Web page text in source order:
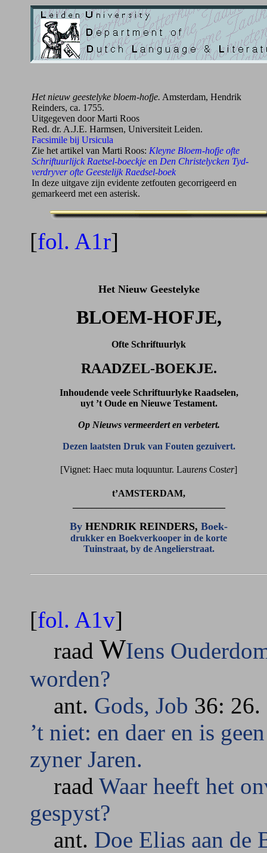
Het nieuw geestelyke bloem-hofje. Amsterdam, Hendrik
Reinders, ca. 1755.
Uitgegeven door Marti Roos
Red. dr. A.J.E. Harmsen, Universiteit Leiden.
Facsimile bij Ursicula
Zie het artikel van Marti Roos: Kleyne Bloem-hofje ofte
Schriftuurlijck Raetsel-boeckje en Den Christelycken Tyd-
verdryver ofte Geestelijk Raedsel-boek
In deze uitgave zijn evidente zetfouten gecorrigeerd en
gemarkeerd met een asterisk.
[fol. A1r]
Het Nieuw Geestelyke
BLOEM-HOFJE,
Ofte Schriftuurlyk
RAADZEL-BOEKJE.
Inhoudende veele Schriftuurlyke Raadselen,
uyt ’t Oude en Nieuwe Testament.
Op Nieuws vermeerdert en verbetert.
Dezen laatsten Druk van Fouten gezuivert.
[Vignet: Haec muta loquuntur. Laurens Coster]
t’AMSTERDAM,
By HENDRIK REINDERS, Boek-
drukker en Boekverkooper in de korte
Tuinstraat, by de Angelierstraat.
[fol. A1v]
raad WIens
worden?
ant. Gods, Job 36: 26.
’t niet: en daer en is
zyner Jaren.
raad Waar heeft het
gespyst?
ant. Doe Elias aan de